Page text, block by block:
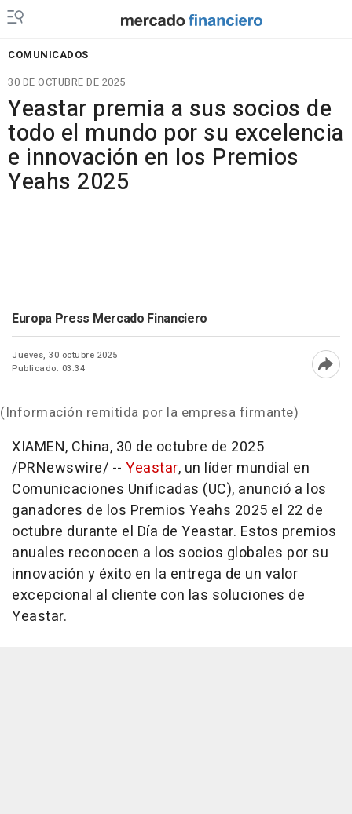
COMUNICADOS
30 DE OCTUBRE DE 2025
Yeastar premia a sus socios de
todo el mundo por su excelencia
e innovación en los Premios
Yeahs 2025
Europa Press Mercado Financiero
Jueves, 30 octubre 2025
Publicado: 03:34
(Información remitida por la empresa firmante)
XIAMEN, China, 30 de octubre de 2025
/PRNewswire/ -- Yeastar, un líder mundial en
Comunicaciones Unificadas (UC), anunció a los
ganadores de los Premios Yeahs 2025 el 22 de
octubre durante el Día de Yeastar. Estos premios
anuales reconocen a los socios globales por su
innovación y éxito en la entrega de un valor
excepcional al cliente con las soluciones de
Yeastar.